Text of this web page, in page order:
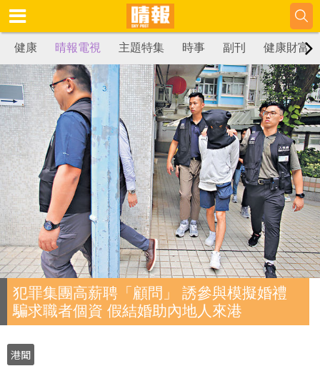
健康 晴報電視 主題特集 時事 副刊 健康財富
犯罪集團高薪聘「顧問」 誘參與模擬婚禮
騙求職者個資 假結婚助內地人來港
港聞